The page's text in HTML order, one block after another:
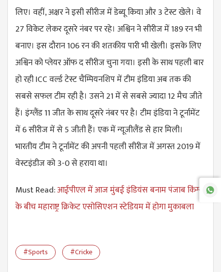
लिए। वहीं, अक्षर ने इसी सीरीज में डेब्यू किया और 3 टेस्ट खेले। वे
27 विकेट लेकर दूसरे नंबर पर रहे। अश्विन ने सीरीज में 189 रन भी
बनाए। इस दौरान 106 रन की शतकीय पारी भी खेली। इसके लिए
अश्विन को प्लेयर ऑफ द सीरीज चुना गया। इसी के साथ पहली बार
हो रही ICC वर्ल्ड टेस्ट चैम्पियनशिप में टीम इंडिया अब तक की
सबसे सफल टीम रही है। उसने 21 में से सबसे ज्यादा 12 मैच जीते
हैं। इंग्लैंड 11 जीत के साथ दूसरे नंबर पर है। टीम इंडिया ने टूर्नामेंट
में 6 सीरीज में से 5 जीती हैं। एक में न्यूजीलैंड से हार मिली।
भारतीय टीम ने टूर्नामेंट की अपनी पहली सीरीज में अगस्त 2019 में
वेस्टइंडीज को 3-0 से हराया था।
Must Read:आईपीएल में आज मुंबई इंडियंस बनाम पंजाब किंग्स
के बीच महाराष्ट्र क्रिकेट एसोसिएशन स्टेडियम में होगा मुकाबला
#Sports #Cricke